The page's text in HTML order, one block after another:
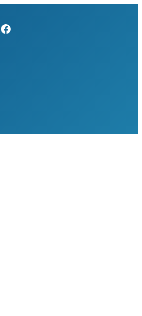
Facebook